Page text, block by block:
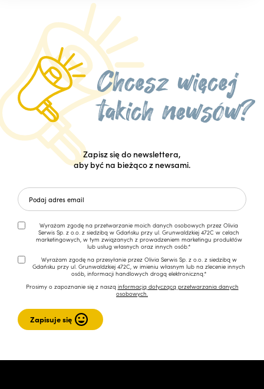
Zapisz się do newslettera,
aby być na bieżąco z newsami.
Wyrażam zgodę na przetwarzanie moich danych osobowych przez Olivia
Serwis Sp. z o.o. z siedzibą w Gdańsku przy ul. Grunwaldzkiej 472C w celach
marketingowych, w tym związanych z prowadzeniem marketingu produktów
lub usług własnych oraz innych osób.*
Wyrażam zgodę na przesyłanie przez Olivia Serwis Sp. z o.o. z siedzibą w
Gdańsku przy ul. Grunwaldzkiej 472C, w imieniu własnym lub na zlecenie innych
osób, informacji handlowych drogą elektroniczną.*
Prosimy o zapoznanie się z naszą informacją dotyczącą przetwarzania danych
osobowych.